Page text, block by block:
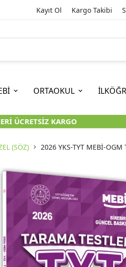
Kayıt Ol Kargo Takibi
11. SINIF
KARA
EĞİTİM
KARA
ORTAOKUL
(İOKBS)
KUTU KİTAPLARI
ÜCRETSİZ KARGO
(SÖZ) 2026 YKS-TYT MEBİ-